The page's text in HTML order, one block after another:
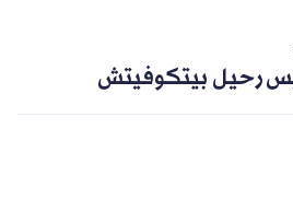
رحيل بيتكوفيتش